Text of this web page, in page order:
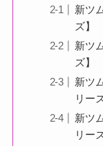
新ツ
ズ】
新ツ
ズ】
新ツ
リー
新ツ
リー